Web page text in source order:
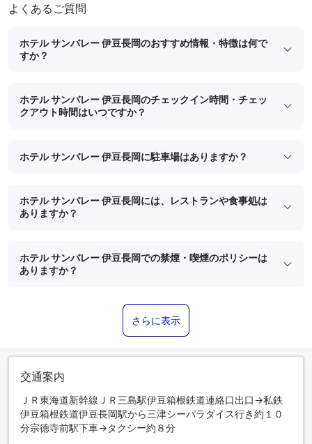
よくあるご質問
ホテル サンバレー 伊豆長岡のおすすめ情報・特徴は何で
すか？
ホテル サンバレー 伊豆長岡のチェックイン時間・チェッ
クアウト時間はいつですか？
ホテル サンバレー 伊豆長岡に駐車場はありますか？
ホテル サンバレー 伊豆長岡には、レストランや食事処は
ありますか？
ホテル サンバレー 伊豆長岡での禁煙・喫煙のポリシーは
ありますか？
さらに表示
交通案内
ＪＲ東海道新幹線ＪＲ三島駅伊豆箱根鉄道連絡口出口→私鉄
伊豆箱根鉄道伊豆長岡駅から三津シーパラダイス行き約１０
分宗徳寺前駅下車→タクシー約８分